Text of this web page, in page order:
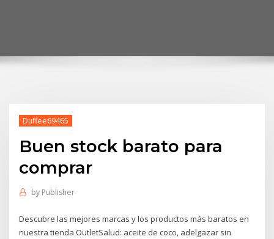
Duffee69465
Buen stock barato para
comprar
by Publisher
Descubre las mejores marcas y los productos más baratos en
nuestra tienda OutletSalud: aceite de coco, adelgazar sin